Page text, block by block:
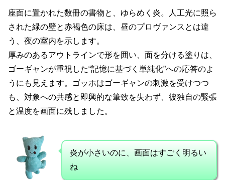
座面に置かれた数冊の書物と、ゆらめく炎。人工光に照ら
された緑の壁と赤褐色の床は、昼のプロヴァンスとは違
う、夜の室内を示します。
厚みのあるアウトラインで形を囲い、面を分ける塗りは、
ゴーギャンが重視した“記憶に基づく単純化”への応答のよ
うにも見えます。ゴッホはゴーギャンの刺激を受けつつ
も、対象への共感と即興的な筆致を失わず、彼独自の緊張
と温度を画面に残しました。
炎が小さいのに、画面はすごく明るい
ね